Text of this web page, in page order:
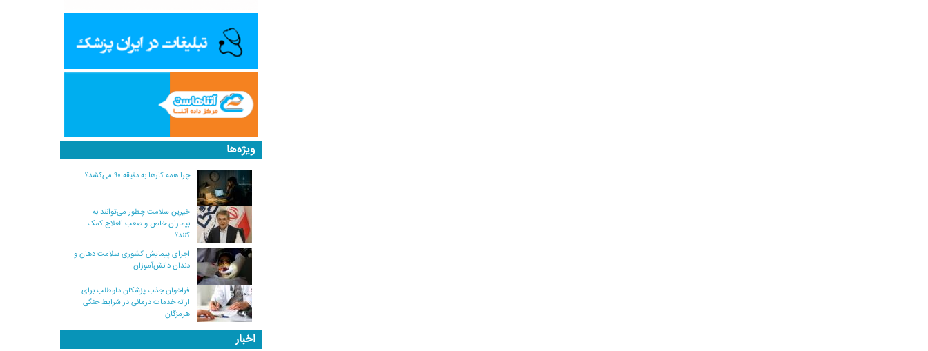
ویژه‌ها
چرا همه کارها به دقیقه ۹۰ می‌کشد؟
خیرین سلامت چطور می‌توانند به
بیماران خاص و صعب العلاج کمک
کنند؟
اجرای پیمایش کشوری سلامت دهان و
دندان دانش‌آموزان
فراخوان جذب پزشکان داوطلب برای
ارائه خدمات درمانی در شرایط جنگی
هرمزگان
اخبار